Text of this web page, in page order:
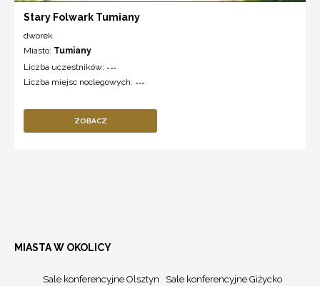
Stary Folwark Tumiany
dworek
Miasto: Tumiany
Liczba uczestników: ---
Liczba miejsc noclegowych: ---
ZOBACZ
MIASTA W OKOLICY
Sale konferencyjne Olsztyn
Sale konferencyjne Giżycko